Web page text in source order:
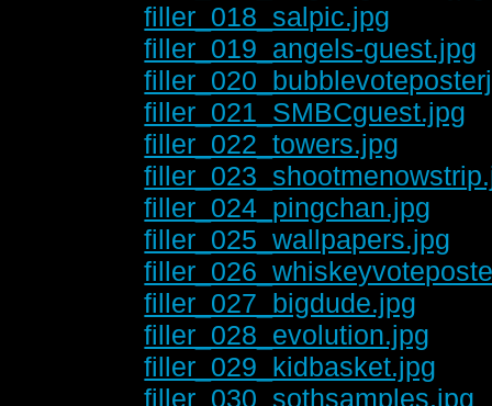
filler_018_salpic.jpg
filler_019_angels-guest.jpg
filler_021_SMBCguest.jpg
filler_022_towers.jpg
filler_024_pingchan.jpg
filler_025_wallpapers.jpg
filler_027_bigdude.jpg
filler_028_evolution.jpg
filler_029_kidbasket.jpg
filler_030_sothsamples.jpg